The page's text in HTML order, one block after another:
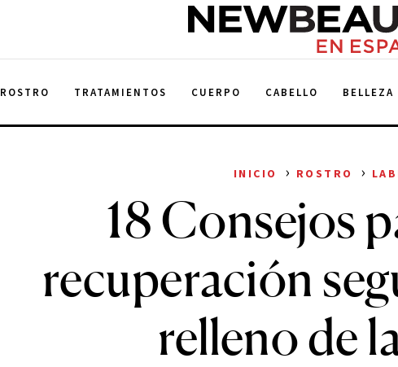
NewBeauty
ROSTRO TRATAMIENTOS CUERPO CABELLO BELLEZA
INICIO › ROSTRO ›
18 Consejos
recuperación
relleno de